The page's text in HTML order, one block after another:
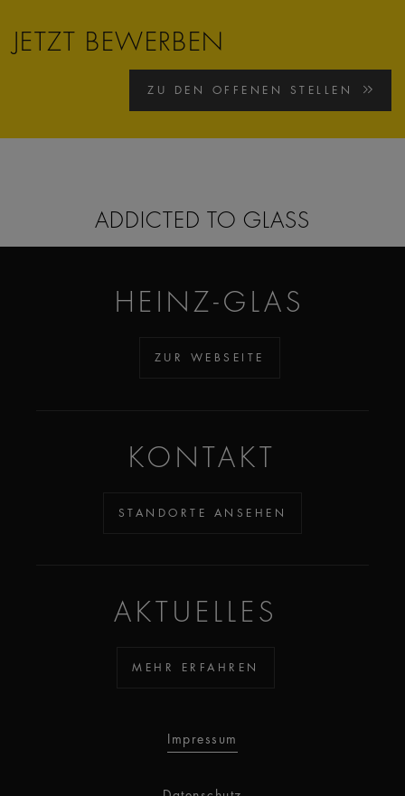
JETZT BEWERBEN
ZU DEN OFFENEN STELLEN
ADDICTED TO GLASS
HEINZ-GLAS
ZUR WEBSEITE
KONTAKT
STANDORTE ANSEHEN
AKTUELLES
MEHR ERFAHREN
Impressum